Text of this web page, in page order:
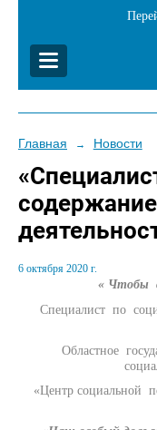
Главная → Новости
6 октября 2020 г.
« Чтобы
Специалист по
Областное
«Центр социальной